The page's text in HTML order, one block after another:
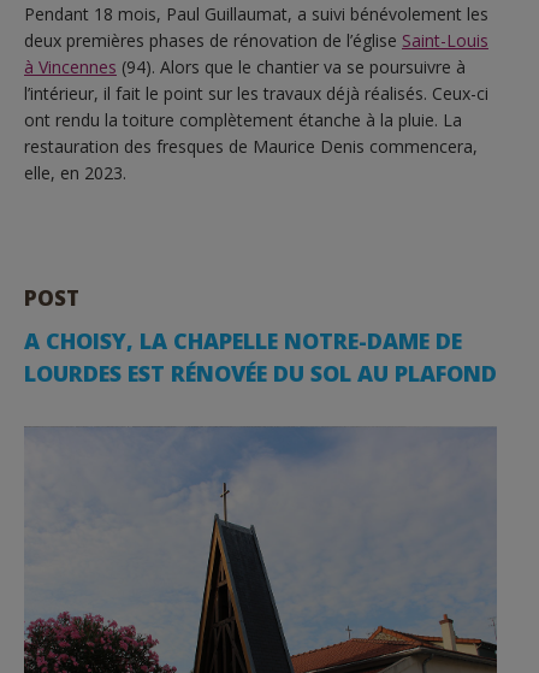
Pendant 18 mois, Paul Guillaumat, a suivi bénévolement les
deux premières phases de rénovation de l’église Saint-Louis
à Vincennes (94). Alors que le chantier va se poursuivre à
l’intérieur, il fait le point sur les travaux déjà réalisés. Ceux-ci
ont rendu la toiture complètement étanche à la pluie. La
restauration des fresques de Maurice Denis commencera,
elle, en 2023.
POST
A CHOISY, LA CHAPELLE NOTRE-DAME DE
LOURDES EST RÉNOVÉE DU SOL AU PLAFOND